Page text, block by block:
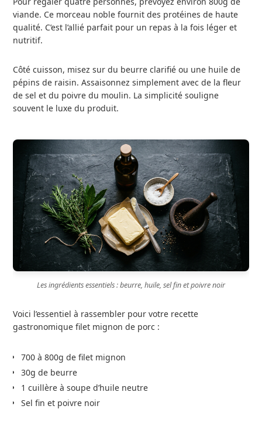
viande. Ce morceau noble fournit des protéines de haute
qualité. C’est l’allié parfait pour un repas à la fois léger et
nutritif.
Côté cuisson, misez sur du beurre clarifié ou une huile de
pépins de raisin. Assaisonnez simplement avec de la fleur
de sel et du poivre du moulin. La simplicité souligne
souvent le luxe du produit.
Les ingrédients essentiels : beurre, huile, sel fin et poivre noir
Voici l’essentiel à rassembler pour votre recette
gastronomique filet mignon de porc :
700 à 800g de filet mignon
30g de beurre
1 cuillère à soupe d’huile neutre
Sel fin et poivre noir